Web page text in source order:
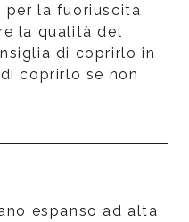
per la fuoriuscita
la qualità del
di coprirlo in
coprirlo se non
espanso ad alta